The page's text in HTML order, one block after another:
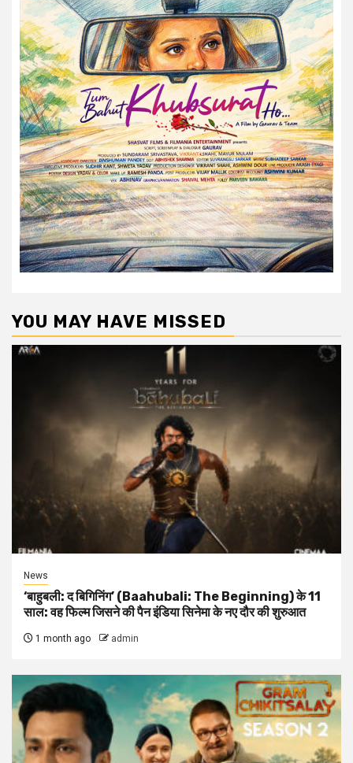
YOU MAY HAVE MISSED
News
‘बाहुबली: द बिगिनिंग’ (Baahubali: The Beginning) के 11
साल: वह फिल्म जिसने की पैन इंडिया सिनेमा के नए दौर की शुरुआत
1 month ago admin